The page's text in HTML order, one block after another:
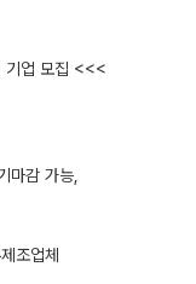
기업 모집 <<<
마감 가능,
조업체